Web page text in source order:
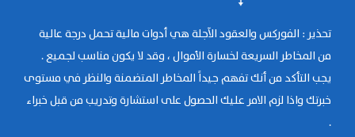
تحذير : الفوركس والعقود الآجلة هي أدوات مالية تحمل درجة عالية
من المخاطر السريعة لخسارة الأموال ، وقد لا يكون مناسب لجميع .
يجب التأكد من أنك تفهم جيداً المخاطر المتضمنة والنظر في مستوى
خبرتك واذا لزم الامر عليك الحصول على استشارة وتدريب من قبل خبراء
.